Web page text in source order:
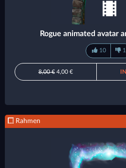
Rogue animated avatar
10 1
8,00 € 4,00 €
Rahmen